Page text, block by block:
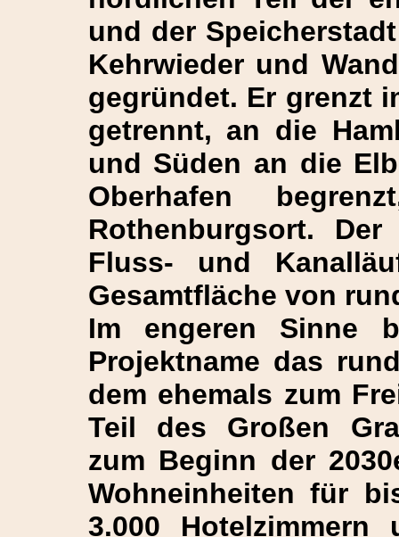
und der
Kehrwieder und
gegründet. Er grenzt
getrennt, an die
und Süden an die
Oberhafen
Rothenburgsort.
Fluss- und
Gesamtfläche von
Im engeren Sinne
Projektname das
dem ehemals zum
Teil des Großen
zum Beginn der
Wohneinheiten für
3.000